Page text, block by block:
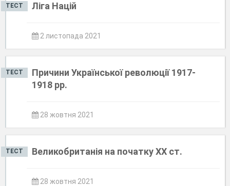
ТЕСТ Ліга Націй
2 листопада 2021
ТЕСТ
Причини Української революції 1917-
1918 рр.
28 жовтня 2021
ТЕСТ Великобританія на початку ХХ ст.
28 жовтня 2021